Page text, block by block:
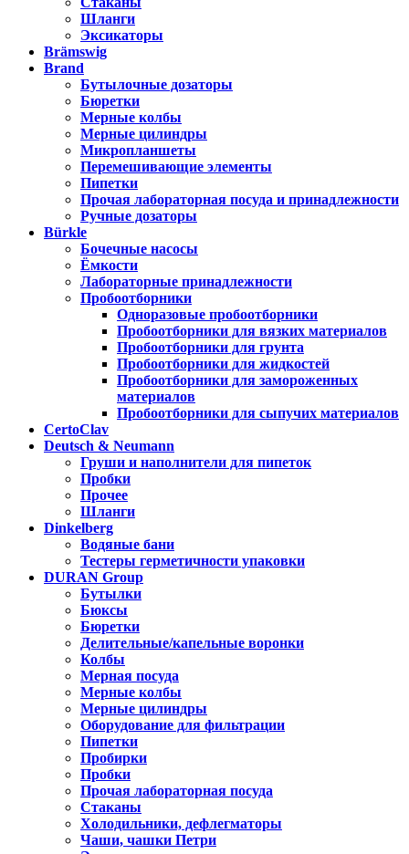
Шланги
Эксикаторы
Brämswig
Brand
Бутылочные дозаторы
Бюретки
Мерные колбы
Мерные цилиндры
Микропланшеты
Перемешивающие элементы
Пипетки
Прочая лабораторная посуда и принадлежности
Ручные дозаторы
Bürkle
Бочечные насосы
Ёмкости
Лабораторные принадлежности
Пробоотборники
Одноразовые пробоотборники
Пробоотборники для вязких материалов
Пробоотборники для грунта
Пробоотборники для жидкостей
Пробоотборники для замороженных
материалов
Пробоотборники для сыпучих материалов
CertoClav
Deutsch & Neumann
Груши и наполнители для пипеток
Пробки
Прочее
Шланги
Dinkelberg
Водяные бани
Тестеры герметичности упаковки
DURAN Group
Бутылки
Бюксы
Бюретки
Делительные/капельные воронки
Колбы
Мерная посуда
Мерные колбы
Мерные цилиндры
Оборудование для фильтрации
Пипетки
Пробирки
Пробки
Прочая лабораторная посуда
Стаканы
Холодильники, дефлегматоры
Чаши, чашки Петри